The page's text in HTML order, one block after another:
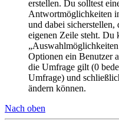
erstellen. Du solltest
Antwortmöglichkeiten
und dabei
eigenen Zeile steht. Du
Optionen ein Benutzer
die Umfrage gilt (0
Umfrage) und
ändern können.
Nach oben